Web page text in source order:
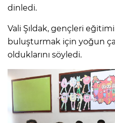
dinledi.
Vali Şıldak, gençleri
buluşturmak için yoğun
olduklarını söyledi.